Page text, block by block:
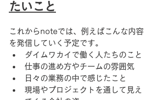
たいこと
これからnoteでは、例えばこんな内容
を発信していく予定です。
ダイムワカイで働く人たちのこと
仕事の進め方やチームの雰囲気
日々の業務の中で感じたこと
現場やプロジェクトを通して見え